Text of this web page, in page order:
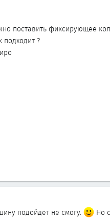
поставить фиксирующее
?
подойдет не смогу.
Но